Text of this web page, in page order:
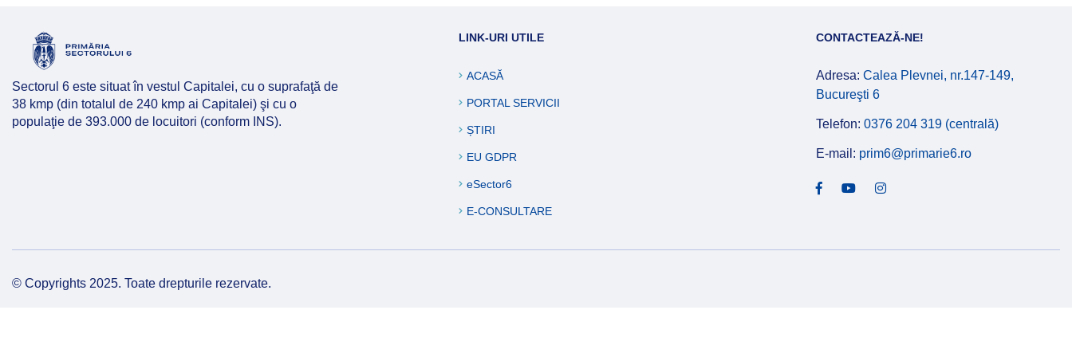
Sectorul 6 este situat în vestul Capitalei, cu o suprafaţă de
38 kmp (din totalul de 240 kmp ai Capitalei) şi cu o
populaţie de 393.000 de locuitori (conform INS).
LINK-URI UTILE
ACASĂ
PORTAL SERVICII
ȘTIRI
EU GDPR
eSector6
E-CONSULTARE
CONTACTEAZĂ-NE!
Adresa: Calea Plevnei, nr.147-149,
Bucureşti 6
Telefon: 0376 204 319 (centrală)
E-mail: prim6@primarie6.ro
© Copyrights 2025. Toate drepturile rezervate.